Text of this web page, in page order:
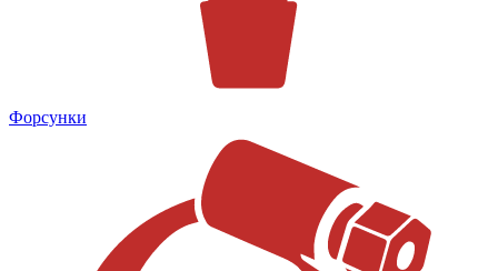
Форсунки